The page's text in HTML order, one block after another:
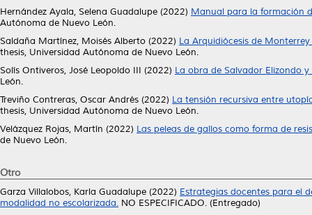
Hernández Ayala, Selena Guadalupe (2022) Manual para la formación
Autónoma de Nuevo León.
Saldaña Martínez, Moisés Alberto (2022) La Arquidiócesis de
thesis, Universidad Autónoma de Nuevo León.
Solís Ontiveros, José Leopoldo III (2022) La obra de Salvador Elizondo
León.
Treviño Contreras, Oscar Andrés (2022) La tensión recursiva entre
thesis, Universidad Autónoma de Nuevo León.
Velázquez Rojas, Martín (2022) Las peleas de gallos como forma de
de Nuevo León.
Otro
Garza Villalobos, Karla Guadalupe (2022) Estrategias docentes para el
modalidad no escolarizada. NO ESPECIFICADO. (Entregado)